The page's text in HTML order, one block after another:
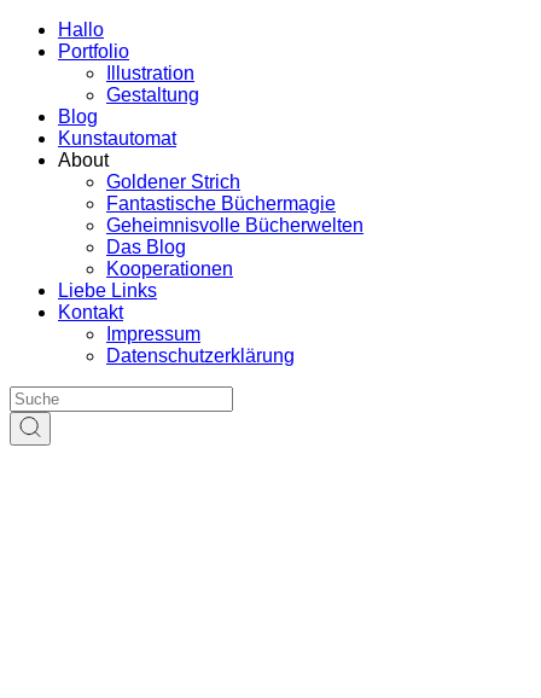
Hallo
Portfolio
Illustration
Gestaltung
Blog
Kunstautomat
About
Goldener Strich
Fantastische Büchermagie
Geheimnisvolle Bücherwelten
Das Blog
Kooperationen
Liebe Links
Kontakt
Impressum
Datenschutzerklärung